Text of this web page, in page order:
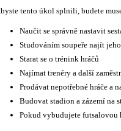
tento úkol splnili, budete
Naučit se správně nastavit
Studováním soupeře najít
Starat se o trénink hráčů
Najímat trenéry a další
Prodávat nepotřebné hráče a
Budovat stadion a zázemí na
Pokud vybudujete futsalovou